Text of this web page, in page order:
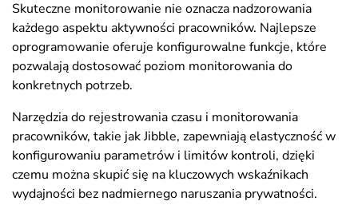
Skuteczne monitorowanie nie oznacza nadzorowania
każdego aspektu aktywności pracowników. Najlepsze
oprogramowanie oferuje konfigurowalne funkcje, które
pozwalają dostosować poziom monitorowania do
konkretnych potrzeb.
Narzędzia do rejestrowania czasu i monitorowania
pracowników, takie jak Jibble, zapewniają elastyczność w
konfigurowaniu parametrów i limitów kontroli, dzięki
czemu można skupić się na kluczowych wskaźnikach
wydajności bez nadmiernego naruszania prywatności.